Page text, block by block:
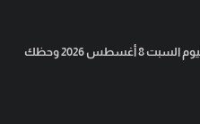
توقعات الأبراج اليوم السبت 8 أغسطس 2026 وحظك